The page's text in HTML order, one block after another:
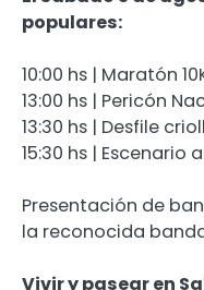
populares:
10:00 hs | Maratón
13:00 hs | Pericón
13:30 hs | Desfile
15:30 hs | Escenario
Presentación de
la reconocida banda
Vivir y pasear en